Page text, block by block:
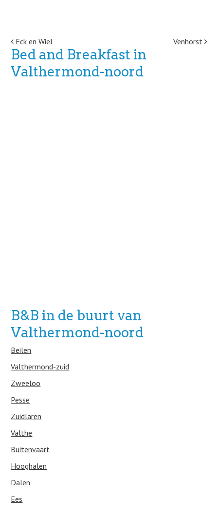
Post navigation
Eck en Wiel Venhorst
Bed and Breakfast in
Valthermond-noord
B&B in de buurt van
Valthermond-noord
Beilen
Valthermond-zuid
Zweeloo
Pesse
Zuidlaren
Valthe
Buitenvaart
Hooghalen
Dalen
Ees